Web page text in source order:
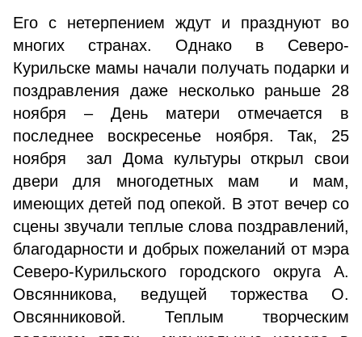
Его с нетерпением ждут и празднуют во
многих странах. Однако в Северо-
Курильске мамы начали получать подарки и
поздравления даже несколько раньше 28
ноября – День матери отмечается в
последнее воскресенье ноября. Так, 25
ноября зал Дома культуры открыл свои
двери для многодетных мам и мам,
имеющих детей под опекой. В этот вечер со
сцены звучали теплые слова поздравлений,
благодарности и добрых пожеланий от мэра
Северо-Курильского городского округа А.
Овсянникова, ведущей торжества О.
Овсянниковой. Теплым творческим